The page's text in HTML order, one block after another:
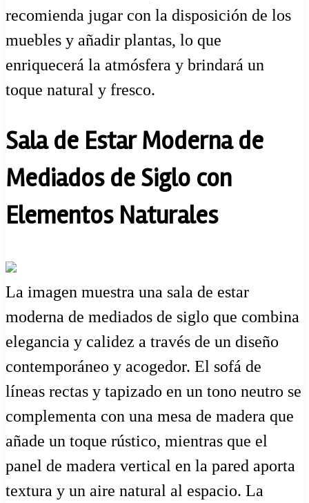
recomienda jugar con la disposición de los
muebles y añadir plantas, lo que
enriquecerá la atmósfera y brindará un
toque natural y fresco.
Sala de Estar Moderna de
Mediados de Siglo con
Elementos Naturales
La imagen muestra una sala de estar
moderna de mediados de siglo que combina
elegancia y calidez a través de un diseño
contemporáneo y acogedor. El sofá de
líneas rectas y tapizado en un tono neutro se
complementa con una mesa de madera que
añade un toque rústico, mientras que el
panel de madera vertical en la pared aporta
textura y un aire natural al espacio. La